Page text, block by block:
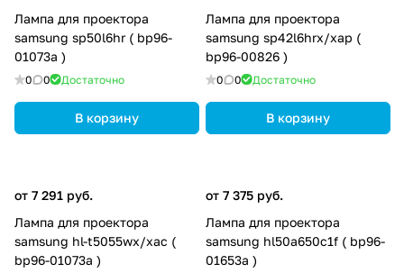
Лампа для проектора
samsung sp50l6hr ( bp96-
01073a )
0 0 Достаточно
В корзину
Лампа для проектора
samsung sp42l6hrx/xap (
bp96-00826 )
0 0 Достаточно
В корзину
от 7 291 руб.
Лампа для проектора
samsung hl-t5055wx/xac (
bp96-01073a )
от 7 375 руб.
Лампа для проектора
samsung hl50a650c1f ( bp96-
01653a )